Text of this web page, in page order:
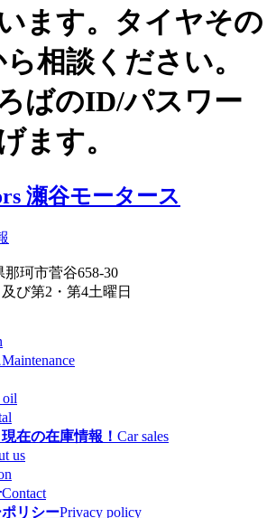
ます。タイヤその
相談ください。
ばのID/パスワー
ます。
珂市菅谷658-30
び第2・第4土曜日
Maintenance
oil
在の在庫情報！ Car sales
us
Contact
リシーPrivacy policy